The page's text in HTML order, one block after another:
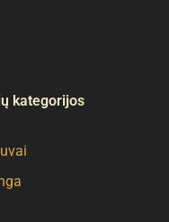
kategorijos